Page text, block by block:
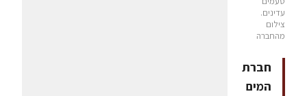
עדינים.
צילום
מהחברה
חברת
המים